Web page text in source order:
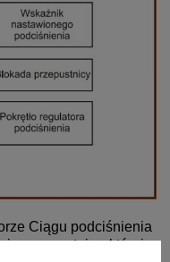
Ciągu podciśnienia
przepustnicy,której